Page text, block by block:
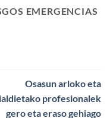
EMERGENCIAS
Osasun arloko eta
profesionalek
gero eta eraso gehiago